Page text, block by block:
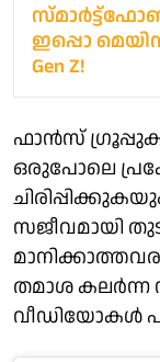
ഇപ്പൊ
Gen Z!
ഫാൻസ്
ഒരുപോലെ
സജീവമായി
തമാശ
വീഡിയോകൾ